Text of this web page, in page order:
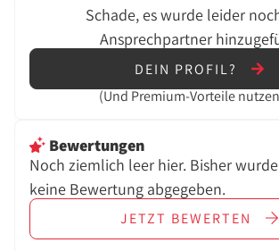
Schade, es wurde leider
Ansprechpartner
DEIN PROFIL?
(Und Premium-Vorteile
Bewertungen
Noch ziemlich leer hier. Bisher
keine Bewertung abgegeben.
JETZT BEWERTEN